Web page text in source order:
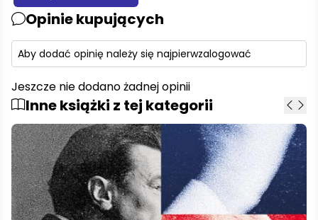
Opinie kupujących
Aby dodać opinię należy się najpierwzalogować
Jeszcze nie dodano żadnej opinii
Inne książki z tej kategorii